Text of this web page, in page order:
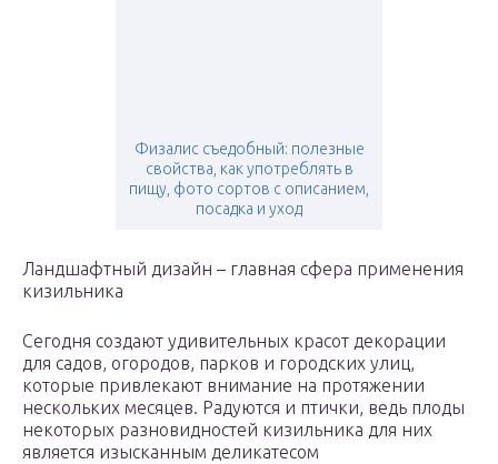
Физалис съедобный: полезные
свойства, как употреблять в
пищу, фото сортов с описанием,
посадка и уход
Ландшафтный дизайн – главная сфера применения
кизильника
Сегодня создают удивительных красот декорации
для садов, огородов, парков и городских улиц,
которые привлекают внимание на протяжении
нескольких месяцев. Радуются и птички, ведь плоды
некоторых разновидностей кизильника для них
является изысканным деликатесом